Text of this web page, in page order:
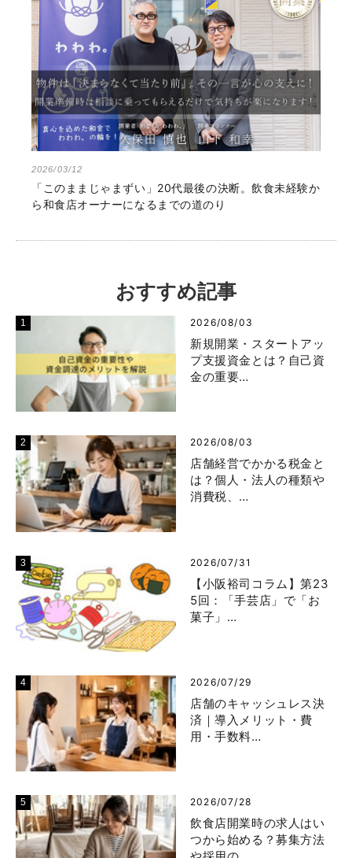
2026/03/12
「このままじゃまずい」20代最後の決断。飲食未経験か
ら和食店オーナーになるまでの道のり
おすすめ記事
2026/08/03
新規開業・スタートアッ
プ支援資金とは？自己資
金の重要…
2026/08/03
店舗経営でかかる税金と
は？個人・法人の種類や
消費税、…
2026/07/31
【小阪裕司コラム】第23
5回：「手芸店」で「お
菓子」…
2026/07/29
店舗のキャッシュレス決
済｜導入メリット・費
用・手数料…
2026/07/28
飲食店開業時の求人はい
つから始める？募集方法